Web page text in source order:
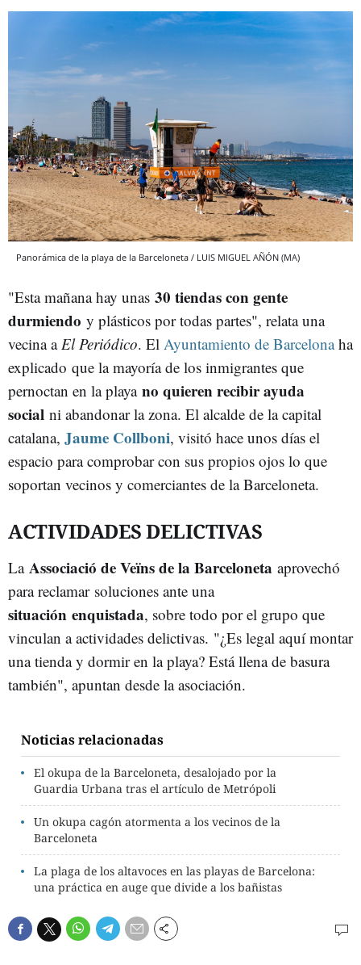
Panorámica de la playa de la Barceloneta / LUIS MIGUEL AÑÓN (MA)
"Esta mañana hay unas 30 tiendas con gente
durmiendo y plásticos por todas partes", relata una
vecina aEl Periódico. El Ayuntamiento de Barcelonaha
explicado que la mayoría de los inmigrantes que
pernoctan en la playa no quieren recibir ayuda
social ni abandonar la zona. El alcalde de la capital
catalana, Jaume Collboni, visitó hace unos días el
espacio para comprobar con sus propios ojos lo que
soportan vecinos y comerciantes de la Barceloneta.
ACTIVIDADES DELICTIVAS
La Associació de Veïns de la Barceloneta aprovechó
para reclamar soluciones ante una
situación enquistada, sobre todo por el grupo que
vinculan a actividades delictivas. "¿Es legal aquí montar
una tienda y dormir en la playa? Está llena de basura
también", apuntan desde la asociación.
Noticias relacionadas
El okupa de la Barceloneta, desalojado por la
Guardia Urbana tras el artículo de Metrópoli
Un okupa cagón atormenta a los vecinos de la
Barceloneta
La plaga de los altavoces en las playas de Barcelona:
una práctica en auge que divide a los bañistas